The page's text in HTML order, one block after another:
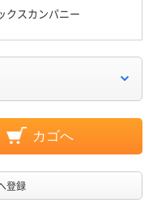
クスカンパニー
カゴへ
登録